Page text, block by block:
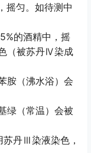
摇匀。如待测中
的酒精中，摇
（被苏丹Ⅳ染成
胺（沸水浴）会
绿（常温）会被
苏丹Ⅲ染液染色，